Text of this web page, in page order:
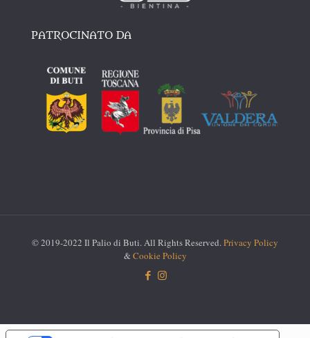
PATROCINATO DA
© 2019-2022 Il Palio di Buti. All Rights Reserved. Privacy Policy
&Cookie Policy